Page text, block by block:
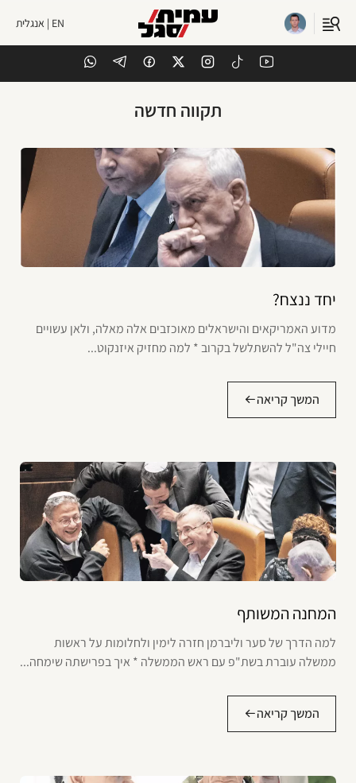
EN | אנגלית
תקווה חדשה
יחד ננצח?
מדוע האמריקאים והישראלים מאוכזבים אלה מאלה, ולאן עשויים
חיילי צה"ל להשתלשל בקרוב * למה מחזיק איזנקוט...
המשך קריאה
המחנה המשותף
למה הדרך של סער וליברמן חזרה לימין ולחלומות על ראשות
ממשלה עוברת בשת"פ עם ראש הממשלה * איך בפרישתה שימחה...
המשך קריאה